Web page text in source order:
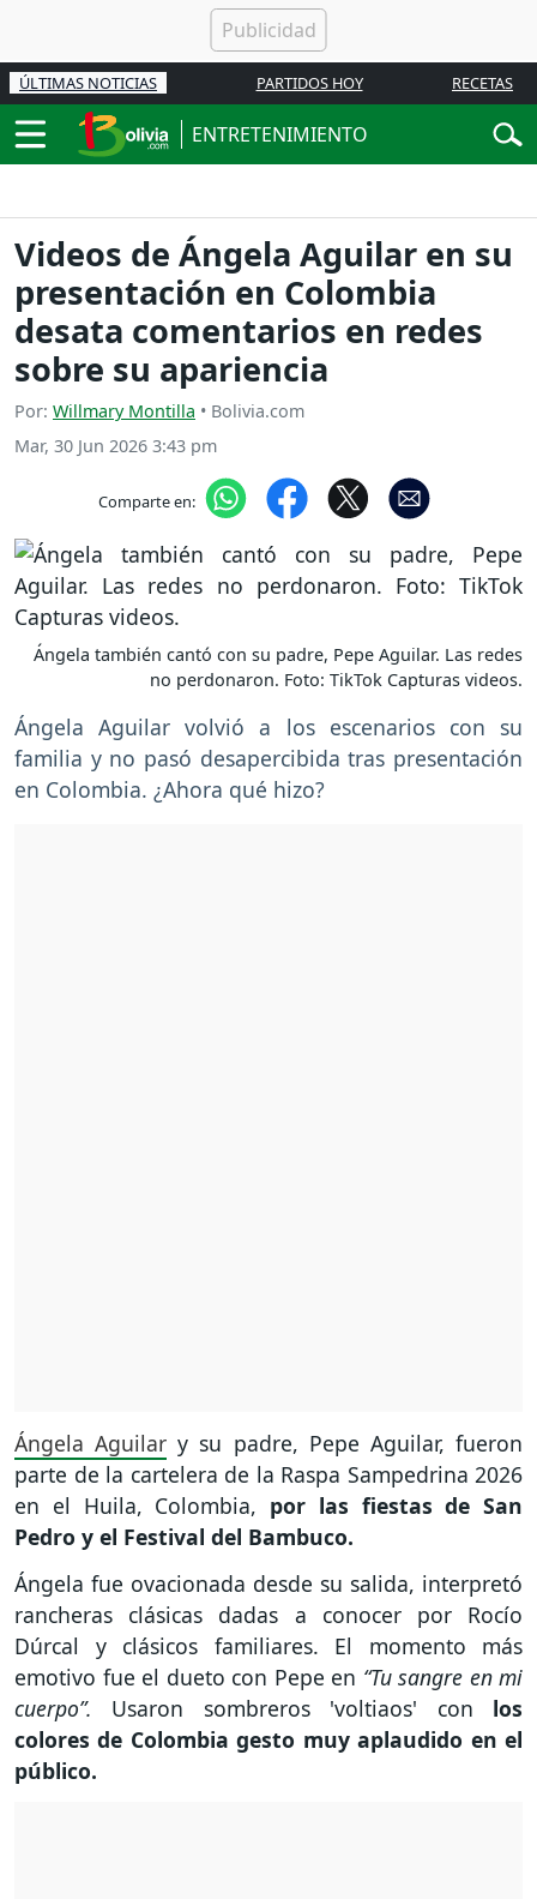
ÚLTIMAS NOTICIAS PARTIDOS HOY RECETAS
ENTRETENIMIENTO
Videos de Ángela Aguilar en su
presentación en Colombia
desata comentarios en redes
sobre su apariencia
Por: Willmary Montilla • Bolivia.com
Mar, 30 Jun 2026 3:43 pm
Comparte en:
Ángela también cantó con su padre, Pepe Aguilar. Las redes
no perdonaron. Foto: TikTok Capturas videos.
Ángela Aguilar volvió a los escenarios con su
familia y no pasó desapercibida tras presentación
en Colombia. ¿Ahora qué hizo?
Ángela Aguilar y su padre, Pepe Aguilar, fueron
parte de la cartelera de la Raspa Sampedrina 2026
en el Huila, Colombia, por las fiestas de San
Pedro y el Festival del Bambuco.
Ángela fue ovacionada desde su salida, interpretó
rancheras clásicas dadas a conocer por Rocío
Dúrcal y clásicos familiares. El momento más
emotivo fue el dueto con Pepe en “Tu sangre en mi
cuerpo”. Usaron sombreros 'voltiaos' con los
colores de Colombia gesto muy aplaudido en el
público.